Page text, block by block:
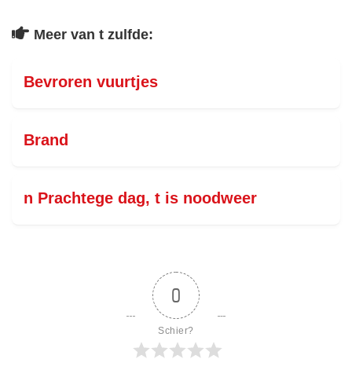
Meer van t zulfde:
Bevroren vuurtjes
Brand
n Prachtege dag, t is noodweer
0
Schier?